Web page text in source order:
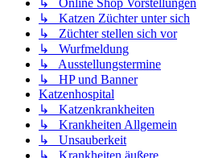
↳ Katzen Züchter unter sich
↳ Züchter stellen sich vor
↳ Wurfmeldung
↳ Ausstellungstermine
↳ HP und Banner
Katzenhospital
↳ Katzenkrankheiten
↳ Krankheiten Allgemein
↳ Unsauberkeit
↳ Krankheiten äußere